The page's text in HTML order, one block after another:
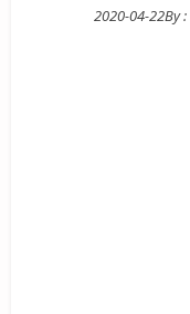
2020-04-22By :